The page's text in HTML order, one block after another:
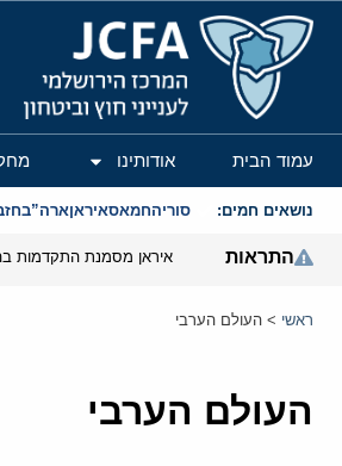
המרכז הירושלמי לענייני חוץ
עמוד הבית אודותינו
נושאים חמים: סוריהחמאסאיראןארה”ב
התראות איראן מסמנת התקדמות
ראשי > העולם הערבי
העולם הערבי